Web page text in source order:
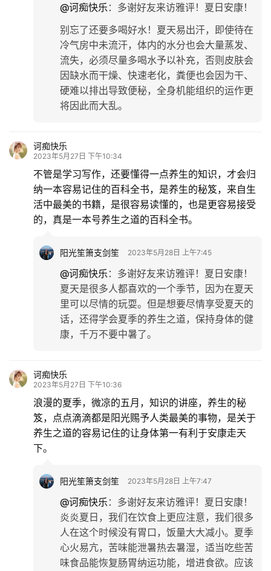
@诃痴快乐 ： 多谢好友来访雅评！夏日安康！
别忘了还要多喝好水！夏天易出汗，即使待在
冷气房中未流汗，体内的水分也会大量蒸发、
流失，必须尽量多喝水予以补充，否则皮肤会
因缺水而干燥、快速老化，粪便也会因为干、
硬难以排出导致便秘，全身机能组织的运作更
将因此而大乱。
诃痴快乐
2023年5月27日 下午10:34
不管是学习写作，还要懂得一点养生的知识，才会归
纳一本容易记住的百科全书，是养生的秘笈，来自生
活中最美的书籍，是很容易读懂的，也是更容易接受
的，真是一本号养生之道的百科全书。
阳光笙箫支剑笙 2023年5月28日 上午7:45
@诃痴快乐 ： 多谢好友来访雅评！夏日安康！
夏天是很多人都喜欢的一个季节，因为在夏天
里可以尽情的玩耍。但是想要尽情享受夏天的
话，还得学会夏季的养生之道，保持身体的健
康，千万不要中暑了。
诃痴快乐
2023年5月27日 下午10:36
浪漫的夏季，微凉的五月，知识的讲座，养生的秘
笈，点点滴滴都是阳光赐予人类最美的事物，是关于
养生之道的容易记住的让身体第一有利于安康走天
下。
阳光笙箫支剑笙 2023年5月28日 上午7:47
@诃痴快乐 ： 多谢好友来访雅评！夏日安康！
炎炎夏日，我们在饮食上更应注意，我们很多
人在这个时候没有胃口，饭量大大减小。夏季
心火易亢，苦味能泄暑热去暑湿，适当吃些苦
味食品能恢复肠胃纳运功能，增进食欲。应该